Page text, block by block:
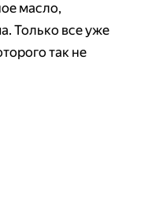
масло,
Только все уже
так не